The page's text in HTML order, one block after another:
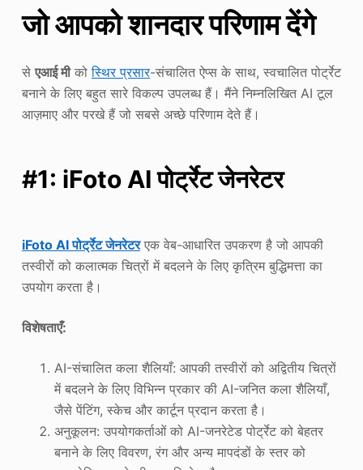
जो आपको शानदार परिणाम देंगे
सेएआई मीकोस्थिर प्रसार-संचालित ऐप्स के साथ, स्वचालित पोर्ट्रेट
बनाने के लिए बहुत सारे विकल्प उपलब्ध हैं। मैंने निम्नलिखित AI टूल
आज़माए और परखे हैं जो सबसे अच्छे परिणाम देते हैं।
#1: iFoto AI पोर्ट्रेट जेनरेटर
iFoto AI पोर्ट्रेट जेनरेटरएक वेब-आधारित उपकरण है जो आपकी
तस्वीरों को कलात्मक चित्रों में बदलने के लिए कृत्रिम बुद्धिमत्ता का
उपयोग करता है।
विशेषताएँ:
AI-संचालित कला शैलियाँ: आपकी तस्वीरों को अद्वितीय चित्रों
में बदलने के लिए विभिन्न प्रकार की AI-जनित कला शैलियाँ,
जैसे पेंटिंग, स्केच और कार्टून प्रदान करता है।
अनुकूलन: उपयोगकर्ताओं को AI-जनरेटेड पोर्ट्रेट को बेहतर
बनाने के लिए विवरण, रंग और अन्य मापदंडों के स्तर को